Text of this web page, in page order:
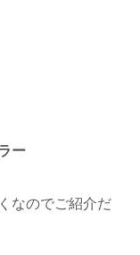
ー
なのでご紹介だ